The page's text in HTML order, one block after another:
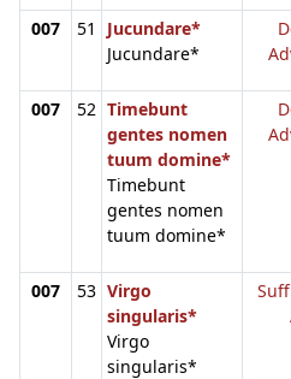
007 51
Jucundare*
Jucundare*
007 52 Timebunt
gentes nomen
tuum domine*
Timebunt
gentes nomen
tuum domine*
007 53 Virgo
singularis*
Virgo
singularis*